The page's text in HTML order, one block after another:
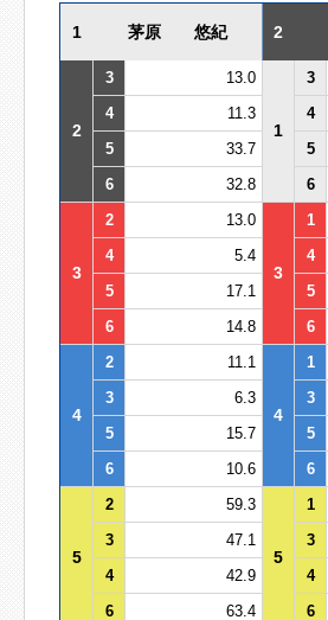
1 茅原 悠紀 2
2
3 13.0
1
3
4
11.3 4
5
33.7 5
6
32.8 6
3
2 13.0
3
1
4
5.4 4
5
17.1 5
6
14.8 6
4
2 11.1
4
1
3
6.3 3
5
15.7 5
6
10.6 6
5
2 59.3
5
1
3
47.1 3
4
42.9 4
6
63.4 6